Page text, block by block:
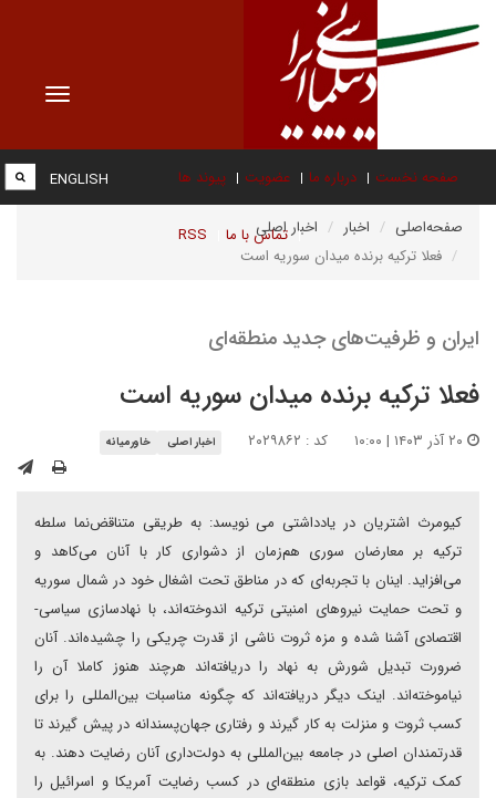
Toggle
صفحه نخست درباره ما عضویت پیوند ها
تماس با ما RSS
ENGLISH
صفحه‌اصلی اخبار
اخبار اصلی
فعلا ترکیه برنده میدان سوریه است
ایران و ظرفیت‌های جدید منطقه‌ای
فعلا ترکیه برنده میدان سوریه است
کد : ۲۰۲۹۸۶۲ اخبار اصلی خاورمیانه
کیومرث اشتریان در یادداشتی می نویسد: به طریقی متناقض‌نما سلطه
ترکیه بر معارضان سوری هم‌زمان از دشواری کار با آنان می‌کاهد و
می‌افزاید. اینان با تجربه‌ای که در مناطق تحت اشغال خود در شمال سوریه
و تحت حمایت نیروهای امنیتی ترکیه اندوخته‌اند، با نهادسازی سیاسی-
اقتصادی آشنا شده و مزه ثروت ناشی از قدرت چریکی را چشیده‌اند. آنان
ضرورت تبدیل شورش به نهاد را دریافته‌اند هرچند هنوز کاملا آن را
نیاموخته‌اند. اینک دیگر دریافته‌اند که چگونه مناسبات بین‌المللی را برای
کسب ثروت و منزلت به کار گیرند و رفتاری جهان‌پسندانه در پیش گیرند تا
قدرتمندان اصلی در جامعه بین‌المللی به دولت‌داری آنان رضایت دهند. به
کمک ترکیه، قواعد بازی منطقه‌ای در کسب رضایت آمریکا و اسرائیل را